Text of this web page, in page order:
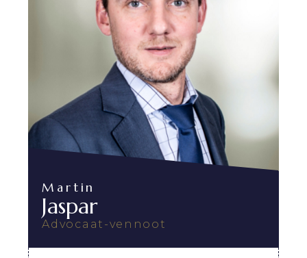
Martin
Jaspar
Advocaat-vennoot